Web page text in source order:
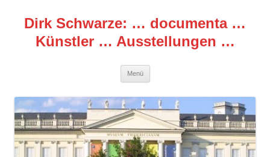
springen
Dirk Schwarze: … documenta …
Künstler … Ausstellungen …
Menü